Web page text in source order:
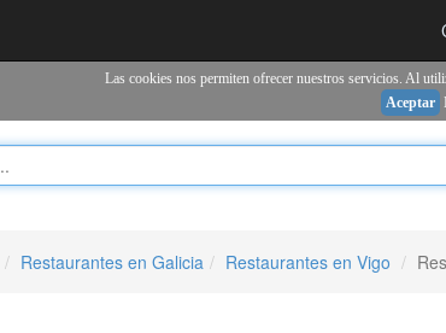
Las cookies nos permiten ofrecer nuestros servicios. Al
Aceptar
Restaurantes en Galicia Restaurantes en Vigo